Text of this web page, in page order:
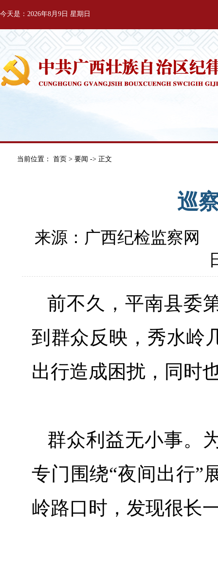
今天是：2026年8月9日 星期日
当前位置： 首页 > 要闻 -> 正文
巡
来源：广西纪检监察网
前不久，平南县委
到群众反映，秀水岭
出行造成困扰，同时
群众利益无小事。
专门围绕“夜间出行”
岭路口时，发现很长